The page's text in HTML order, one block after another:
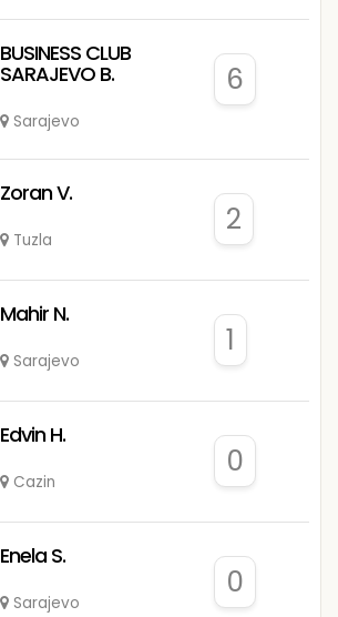
BUSINESS CLUB
SARAJEVO B.
Sarajevo
6
Zoran V.
Tuzla
2
Mahir N.
Sarajevo
1
Edvin H.
Cazin
0
Enela S.
Sarajevo
0